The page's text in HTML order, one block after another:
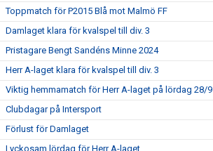
Toppmatch för P2015 Blå mot Malmö FF
Damlaget klara för kvalspel till div. 3
Pristagare Bengt Sandéns Minne 2024
Herr A-laget klara för kvalspel till div. 3
Viktig hemmamatch för Herr A-laget på lördag 28/9
Clubdagar på Intersport
Förlust för Damlaget
Lyckosam lördag för Herr A-laget